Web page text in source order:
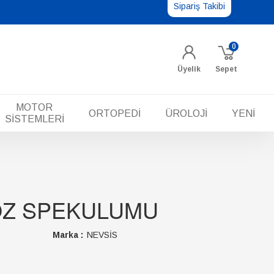
Sipariş Takibi
Üyelik Sepet
0
MOTOR
SİSTEMLERİ
ORTOPEDİ ÜROLOJİ YENİ
SPEKULUMU
Marka : NEVSİS